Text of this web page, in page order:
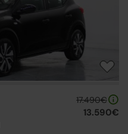
17.490€
13.590€